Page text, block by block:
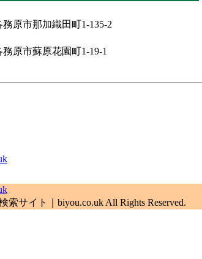
務原市那加織田町1-135-2
務原市蘇原花園町1-19-1
サイト｜biyou.co.uk All Rights Reserved.